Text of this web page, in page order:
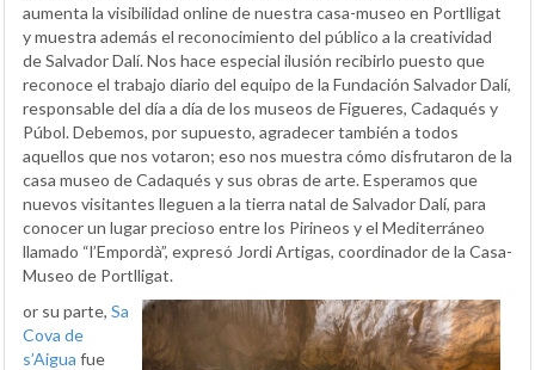
aumenta la visibilidad online de nuestra casa-museo en Portlligat
y muestra además el reconocimiento del público a la creatividad
de Salvador Dalí. Nos hace especial ilusión recibirlo puesto que
reconoce el trabajo diario del equipo de la Fundación Salvador Dalí,
responsable del día a día de los museos de Figueres, Cadaqués y
Púbol. Debemos, por supuesto, agradecer también a todos
aquellos que nos votaron; eso nos muestra cómo disfrutaron de la
casa museo de Cadaqués y sus obras de arte. Esperamos que
nuevos visitantes lleguen a la tierra natal de Salvador Dalí, para
conocer un lugar precioso entre los Pirineos y el Mediterráneo
llamado “l’Empordà”, expresó Jordi Artigas, coordinador de la Casa-
Museo de Portlligat.
or su parte, Sa
Cova de
s’Aigua fue